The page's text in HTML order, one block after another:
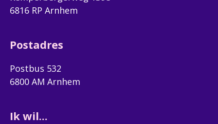
6816 RP Arnhem
Postadres
Postbus 532
6800 AM Arnhem
Ik wil...